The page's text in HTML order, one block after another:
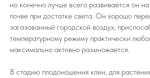
но конечно лучше всего развивается он на
почве при достатке света. Он хорошо
загазованный городской воздух,
температурному режиму практически
максимально активно размножается.
В стадию плодоношения клен, для